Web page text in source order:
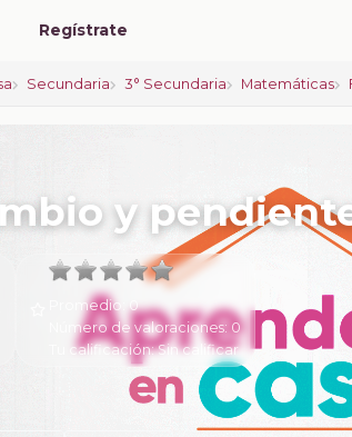
Regístrate
Secundaria 3° Secundaria Matemáticas
y
Promedio: 0
Número de valoraciones: 0
Tu calificación:Sin calificar